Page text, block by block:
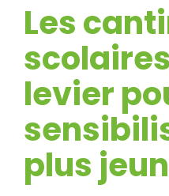
Les
levier
plus